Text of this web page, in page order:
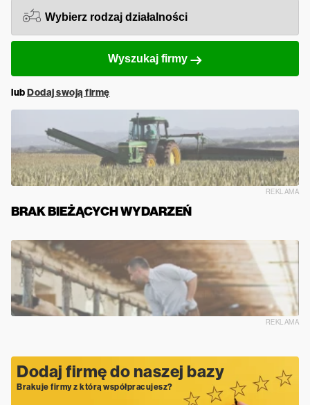
Wyszukaj firmy
lubDodaj swoją firmę
REKLAMA
BRAK BIEŻĄCYCH WYDARZEŃ
REKLAMA
Dodaj firmę do naszej bazy
Brakuje firmy z którą współpracujesz?